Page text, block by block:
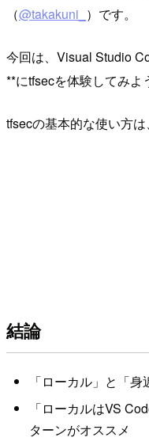
（@takakuni_ ）です。
今回は、Visual Studio
**にtfsecを体験してみよ
tfsecの基本的な使い方は
結論
「ローカル」と「
「ローカルはVS
ターンがオススメ